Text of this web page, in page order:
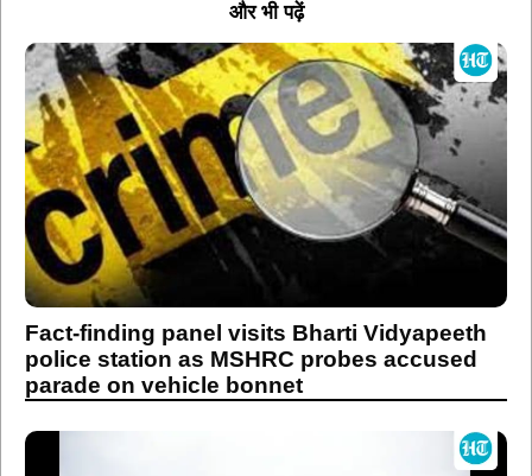
और भी पढ़ें
Fact-finding panel visits Bharti Vidyapeeth
police station as MSHRC probes accused
parade on vehicle bonnet